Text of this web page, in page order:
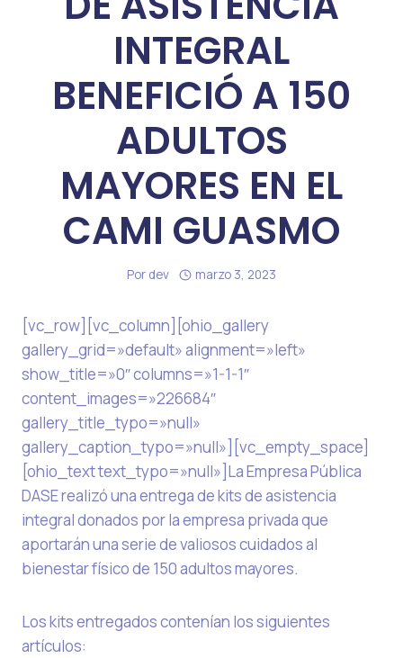
INTEGRAL
BENEFICIÓ A 150
ADULTOS
MAYORES EN EL
CAMI GUASMO
Por dev marzo 3, 2023
[vc_row][vc_column][ohio_gallery
gallery_grid=»default» alignment=»left»
show_title=»0″ columns=»1-1-1″
content_images=»226684″
gallery_title_typo=»null»
gallery_caption_typo=»null»][vc_empty_space]
[ohio_text text_typo=»null»]La Empresa Pública
DASE realizó una entrega de kits de asistencia
integral donados por la empresa privada que
aportarán una serie de valiosos cuidados al
bienestar físico de 150 adultos mayores.
Los kits entregados contenían los siguientes
artículos: